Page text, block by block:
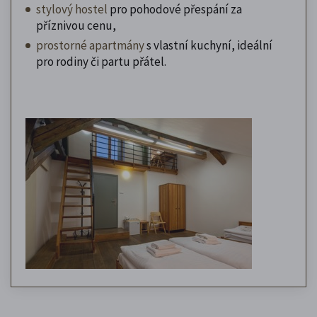
stylový hostel pro pohodové přespání za
příznivou cenu,
prostorné apartmánys vlastní kuchyní, ideální
pro rodiny či partu přátel.